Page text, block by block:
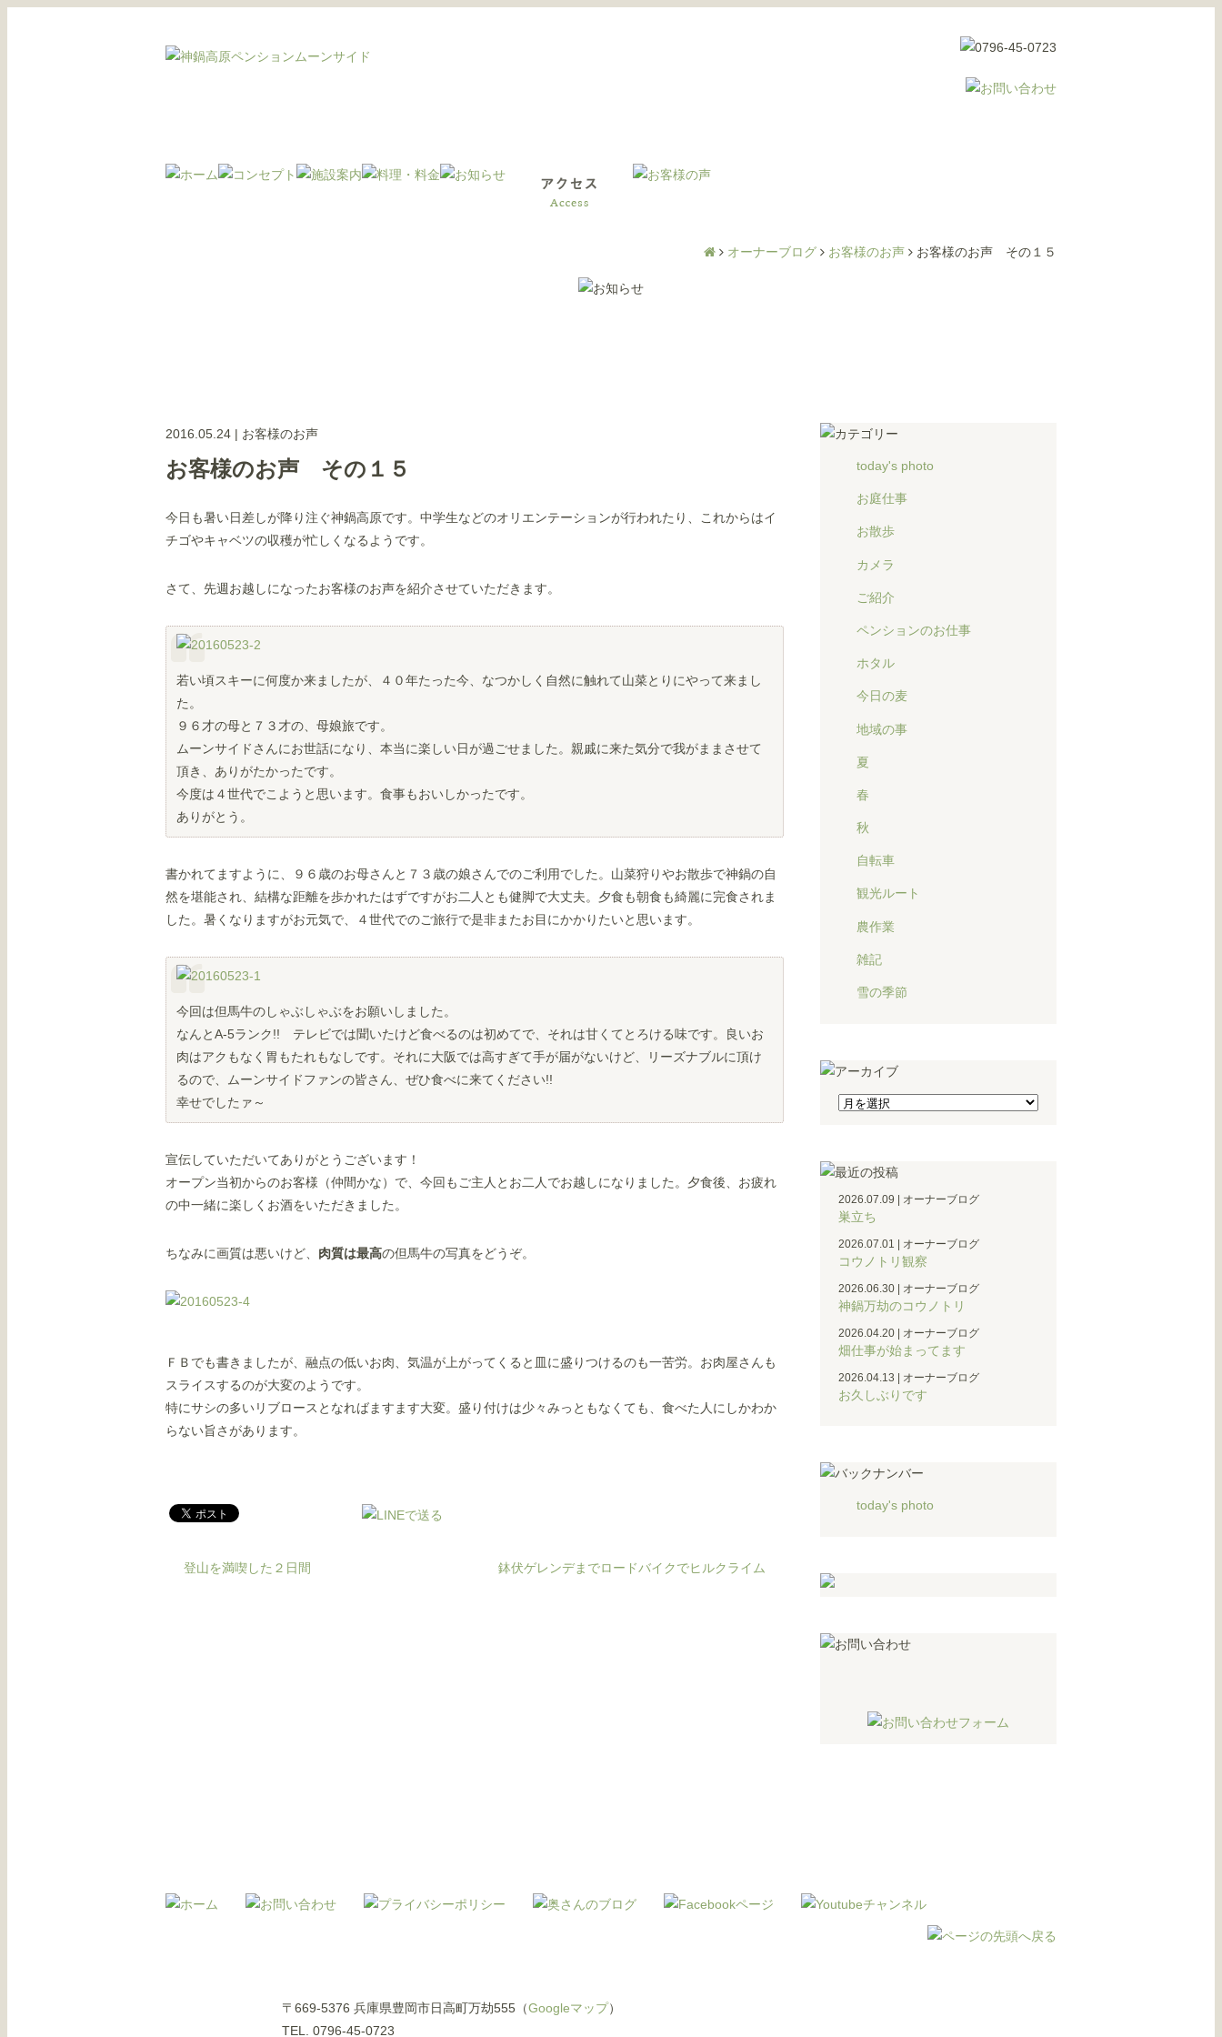
オーナーブログ お客様のお声 お客様のお声 その１５
2016.05.24 | お客様のお声
お客様のお声 その１５
今日も暑い日差しが降り注ぐ神鍋高原です。中学生などのオリエンテーションが行われたり、これからはイ
チゴやキャベツの収穫が忙しくなるようです。
さて、先週お越しになったお客様のお声を紹介させていただきます。
若い頃スキーに何度か来ましたが、４０年たった今、なつかしく自然に触れて山菜とりにやって来まし
た。
９６才の母と７３才の、母娘旅です。
ムーンサイドさんにお世話になり、本当に楽しい日が過ごせました。親戚に来た気分で我がままさせて
頂き、ありがたかったです。
今度は４世代でこようと思います。食事もおいしかったです。
ありがとう。
書かれてますように、９６歳のお母さんと７３歳の娘さんでのご利用でした。山菜狩りやお散歩で神鍋の自
然を堪能され、結構な距離を歩かれたはずですがお二人とも健脚で大丈夫。夕食も朝食も綺麗に完食されま
した。暑くなりますがお元気で、４世代でのご旅行で是非またお目にかかりたいと思います。
今回は但馬牛のしゃぶしゃぶをお願いしました。
なんとA-5ランク!! テレビでは聞いたけど食べるのは初めてで、それは甘くてとろける味です。良いお
肉はアクもなく胃もたれもなしです。それに大阪では高すぎて手が届がないけど、リーズナブルに頂け
るので、ムーンサイドファンの皆さん、ぜひ食べに来てください!!
幸せでしたァ～
宣伝していただいてありがとうございます！
オープン当初からのお客様（仲間かな）で、今回もご主人とお二人でお越しになりました。夕食後、お疲れ
の中一緒に楽しくお酒をいただきました。
ちなみに画質は悪いけど、 肉質は最高の但馬牛の写真をどうぞ。
ＦＢでも書きましたが、融点の低いお肉、気温が上がってくると皿に盛りつけるのも一苦労。お肉屋さんも
スライスするのが大変のようです。
特にサシの多いリブロースとなればますます大変。盛り付けは少々みっともなくても、食べた人にしかわか
らない旨さがあります。
登山を満喫した２日間 鉢伏ゲレンデまでロードバイクでヒルクライム
today's photo
お庭仕事
お散歩
カメラ
ご紹介
ペンションのお仕事
ホタル
今日の麦
地域の事
夏
春
秋
自転車
観光ルート
農作業
雑記
雪の季節
2026.07.09 オーナーブログ
巣立ち
2026.07.01 オーナーブログ
コウノトリ観察
2026.06.30 オーナーブログ
神鍋万劫のコウノトリ
2026.04.20 オーナーブログ
畑仕事が始まってます
2026.04.13 オーナーブログ
お久しぶりです
today's photo
〒669-5376 兵庫県豊岡市日高町万劫555（Googleマップ）
TEL. 0796-45-0723